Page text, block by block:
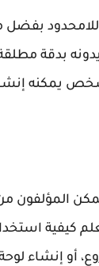
بفضل
بدقة
يمكنه
المؤلفون
كيفية
أو إنشاء